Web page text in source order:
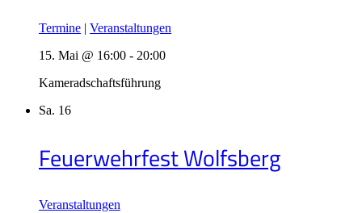
Termine | Veranstaltungen
15. Mai @ 16:00 - 20:00
Kameradschaftsführung
Sa. 16
Feuerwehrfest Wolfsberg
Veranstaltungen